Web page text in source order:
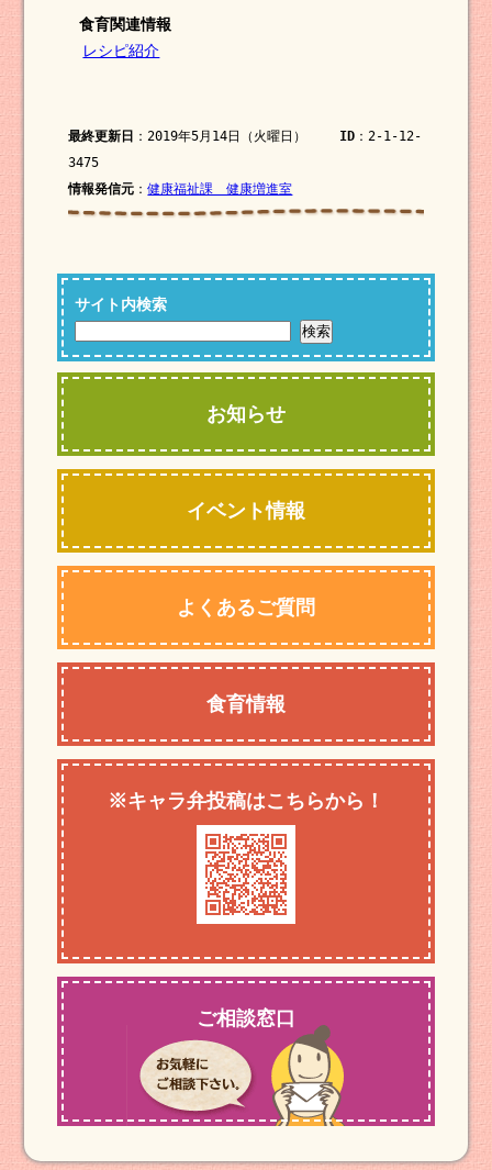
食育関連情報
レシピ紹介
最終更新日 ：2019年5月14日（火曜日） ID ：2-1-12-
3475
情報発信元 ：健康福祉課 健康増進室
サイト内検索
お知らせ
イベント情報
よくあるご質問
食育情報
※キャラ弁投稿はこちらから！
ご相談窓口